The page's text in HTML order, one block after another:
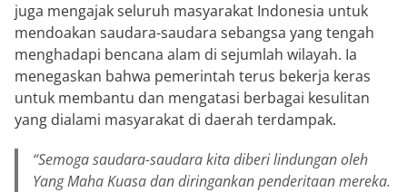
juga mengajak seluruh masyarakat Indonesia untuk
mendoakan saudara-saudara sebangsa yang tengah
menghadapi bencana alam di sejumlah wilayah. Ia
menegaskan bahwa pemerintah terus bekerja keras
untuk membantu dan mengatasi berbagai kesulitan
yang dialami masyarakat di daerah terdampak.
“Semoga saudara-saudara kita diberi lindungan oleh
Yang Maha Kuasa dan diringankan penderitaan mereka.